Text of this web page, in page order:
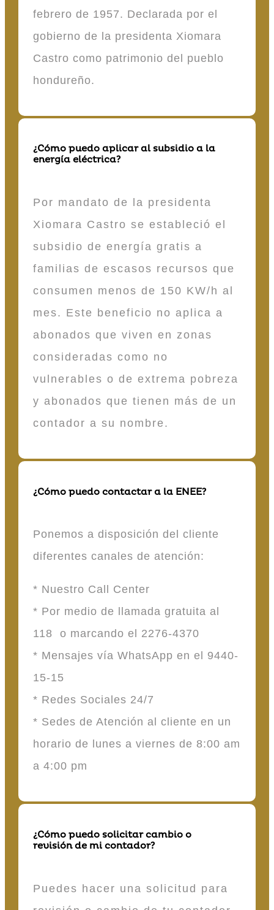
febrero de 1957. Declarada por el
gobierno de la presidenta Xiomara
Castro como patrimonio del pueblo
hondureño.
¿Cómo puedo aplicar al subsidio a la
energía eléctrica?
Por mandato de la presidenta
Xiomara Castro se estableció el
subsidio de energía gratis a
familias de escasos recursos que
consumen menos de 150 KW/h al
mes. Este beneficio no aplica a
abonados que viven en zonas
consideradas como no
vulnerables o de extrema pobreza
y abonados que tienen más de un
contador a su nombre.
¿Cómo puedo contactar a la ENEE?
Ponemos a disposición del cliente
diferentes canales de atención:
* Nuestro Call Center
* Por medio de llamada gratuita al
118 o marcando el 2276-4370
* Mensajes vía WhatsApp en el 9440-
15-15
* Redes Sociales 24/7
* Sedes de Atención al cliente en un
horario de lunes a viernes de 8:00 am
a 4:00 pm
¿Cómo puedo solicitar cambio o
revisión de mi contador?
Puedes hacer una solicitud para